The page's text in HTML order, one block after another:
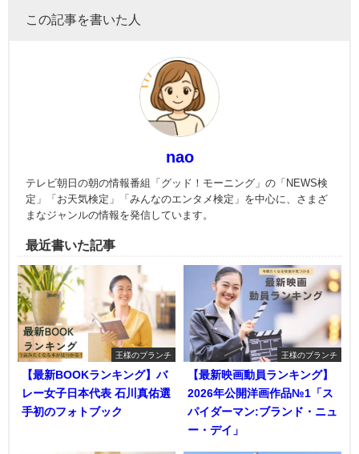
この記事を書いた人
nao
テレビ朝日の朝の情報番組「グッド！モーニング」の「NEWS検
定」「お天気検定」「みんなのエンタメ検定」を中心に、さまざ
まなジャンルの情報を発信しています。
最近書いた記事
王様のブランチ
【最新BOOKランキング】バ
レー女子日本代表 石川真佑選
手初のフォトブック
王様のブランチ
【最新映画動員ランキング】
2026年公開洋画作品№1「ス
パイダーマン:ブランド・ニュ
ー・デイ」